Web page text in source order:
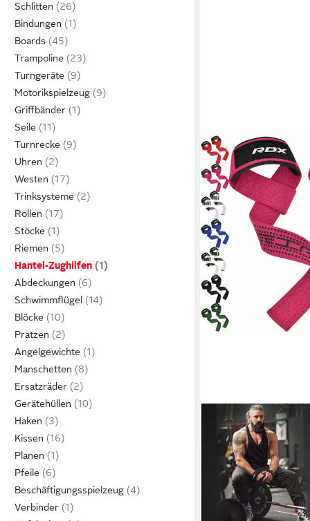
Schlitten
Bindungen
Boards
Trampoline
Turngeräte
Motorikspielzeug
Griffbänder
Seile
Turnrecke
Uhren
Westen
Trinksysteme
Rollen
Stöcke
Riemen
Hantel-Zughilfen
Abdeckungen
Schwimmflügel
Blöcke
Pratzen
Angelgewichte
Manschetten
Ersatzräder
Gerätehüllen
Haken
Kissen
Planen
Pfeile
Beschäftigungsspielzeug
Verbinder